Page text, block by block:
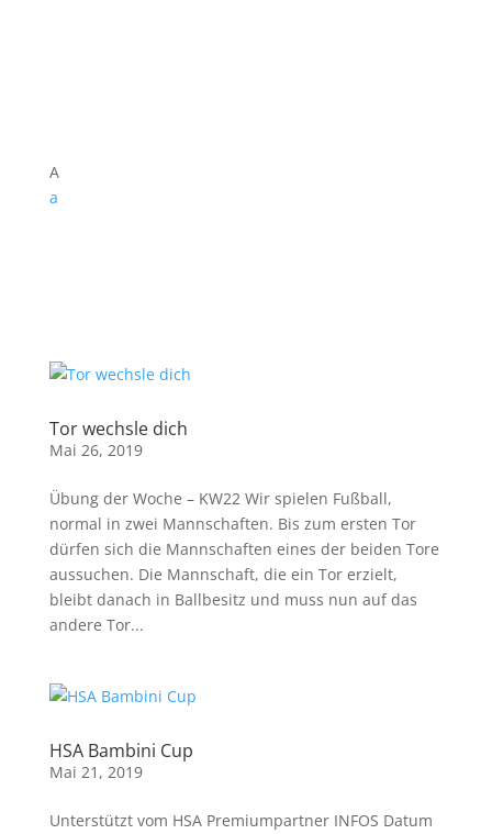
A
a
Tor wechsle dich
Mai 26, 2019
Übung der Woche – KW22 Wir spielen Fußball,
normal in zwei Mannschaften. Bis zum ersten Tor
dürfen sich die Mannschaften eines der beiden Tore
aussuchen. Die Mannschaft, die ein Tor erzielt,
bleibt danach in Ballbesitz und muss nun auf das
andere Tor...
HSA Bambini Cup
Mai 21, 2019
Unterstützt vom HSA Premiumpartner INFOS Datum